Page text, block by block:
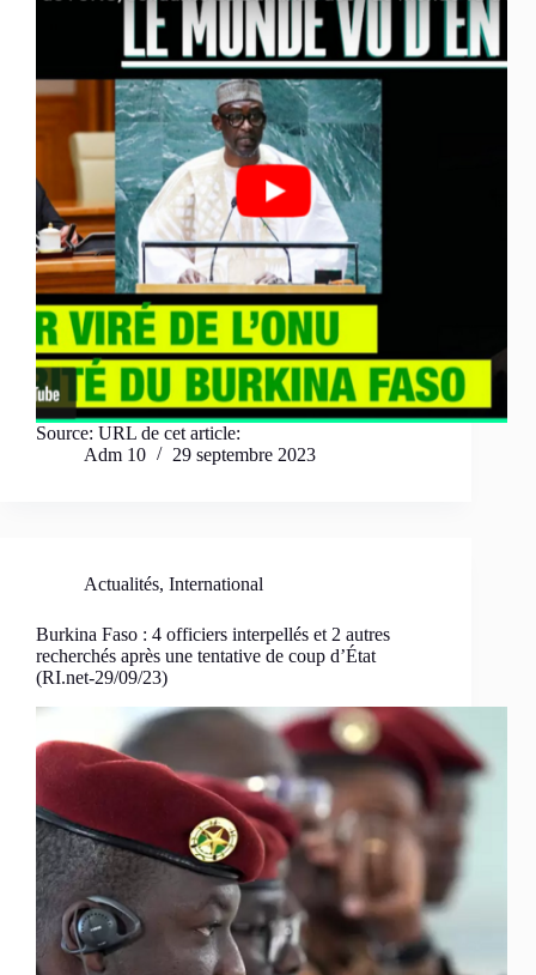
Source: URL de cet article:
Adm 10
29 septembre 2023
Actualités, International
Burkina Faso : 4 officiers interpellés et 2 autres
recherchés après une tentative de coup d’État
(RI.net-29/09/23)